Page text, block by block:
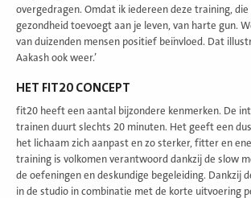
overgedragen. Omdat ik iedereen deze training,
gezondheid toevoegt aan je leven, van harte gun.
van duizenden mensen positief beïnvloed. Dat
Aakash ook weer.’
HET FIT20 CONCEPT
fit20 heeft een aantal bijzondere kenmerken. De
trainen duurt slechts 20 minuten. Het geeft een
het lichaam zich aanpast en zo sterker, fitter en
training is volkomen verantwoord dankzij de slow
de oefeningen en deskundige begeleiding. Dankzij
in de studio in combinatie met de korte uitvoering